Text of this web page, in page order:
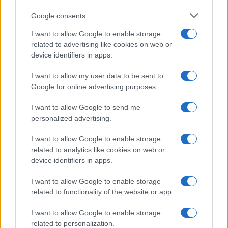
Google consents
I want to allow Google to enable storage
related to advertising like cookies on web or
device identifiers in apps.
I want to allow my user data to be sent to
Google for online advertising purposes.
I want to allow Google to send me
personalized advertising.
I want to allow Google to enable storage
related to analytics like cookies on web or
device identifiers in apps.
I want to allow Google to enable storage
related to functionality of the website or app.
I want to allow Google to enable storage
related to personalization.
začne
Pred nami še dva zelo vroča
bazen v Slovenj Gradcu in na
Ravnah
Izklop elektrike: 417. Nadzorništvo Vuzenica - Območje Sv.
pred 2 urami
Izklop elektrike: 419. Nadzorništvo Vuzenica - Območje
Radlje, Dobrava
Izklop elektrike: 418. Nadzorništvo Slovenj Gradec - Območje
Otiški Vrh
Izklop elektrike: 416. Nadzorništvo Slovenj Gradec - Območje